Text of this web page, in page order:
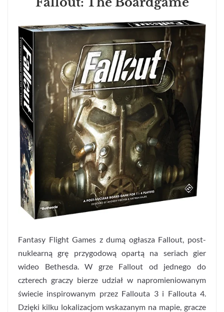
Fantasy Flight Games z dumą ogłasza Fallout, post-
nuklearną grę przygodową opartą na seriach gier
wideo Bethesda. W grze Fallout od jednego do
czterech graczy bierze udział w napromieniowanym
świecie inspirowanym przez Fallouta 3 i Fallouta 4.
Dzięki kilku lokalizacjom wskazanym na mapie, gracze